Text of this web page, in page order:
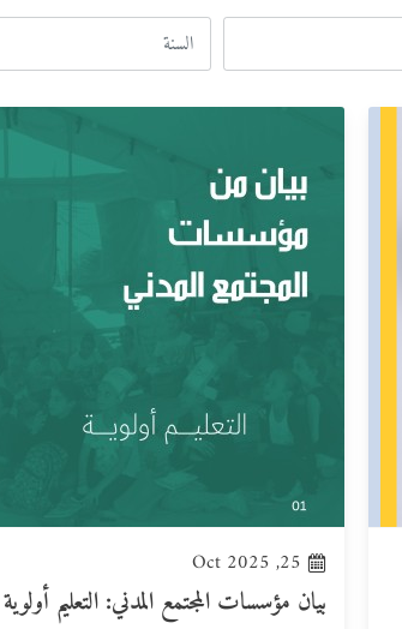
25, Oct 2025
بيان مؤسسات المجتمع المدني: التعليم أولوية